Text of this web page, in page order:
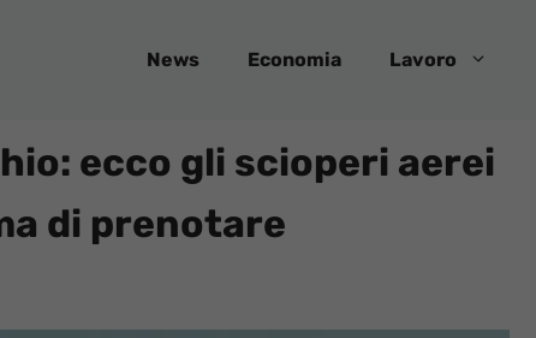
News Economia Lavoro
ecco gli scioperi aerei
di prenotare